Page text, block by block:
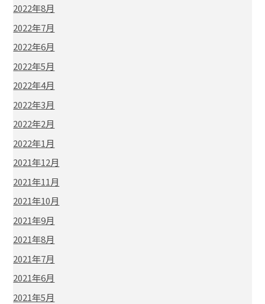
2022年8月
2022年7月
2022年6月
2022年5月
2022年4月
2022年3月
2022年2月
2022年1月
2021年12月
2021年11月
2021年10月
2021年9月
2021年8月
2021年7月
2021年6月
2021年5月